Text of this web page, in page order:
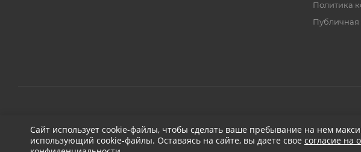
Политика
Публичная
2026 © ДЕТЕЙЛИНГ-МАРКЕТ АВТОНОВЬЕ
Сайт использует cookie-файлы, чтобы сделать ваше пребывание на нем
использующий cookie-файлы. Оставаясь на сайте, вы даете свое согласие на